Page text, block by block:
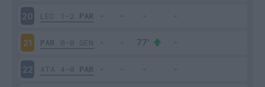
20 LEC 1-2 PAR
21 PAR 0-0 GEN
22 ATA 4-0 PAR